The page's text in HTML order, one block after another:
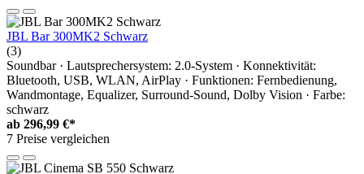
JBL Bar 300MK2 Schwarz
(3)
Soundbar · Lautsprechersystem: 2.0-System · Konnektivität:
Bluetooth, USB, WLAN, AirPlay · Funktionen: Fernbedienung,
Wandmontage, Equalizer, Surround-Sound, Dolby Vision · Farbe:
schwarz
ab 296,99 €*
7 Preise vergleichen